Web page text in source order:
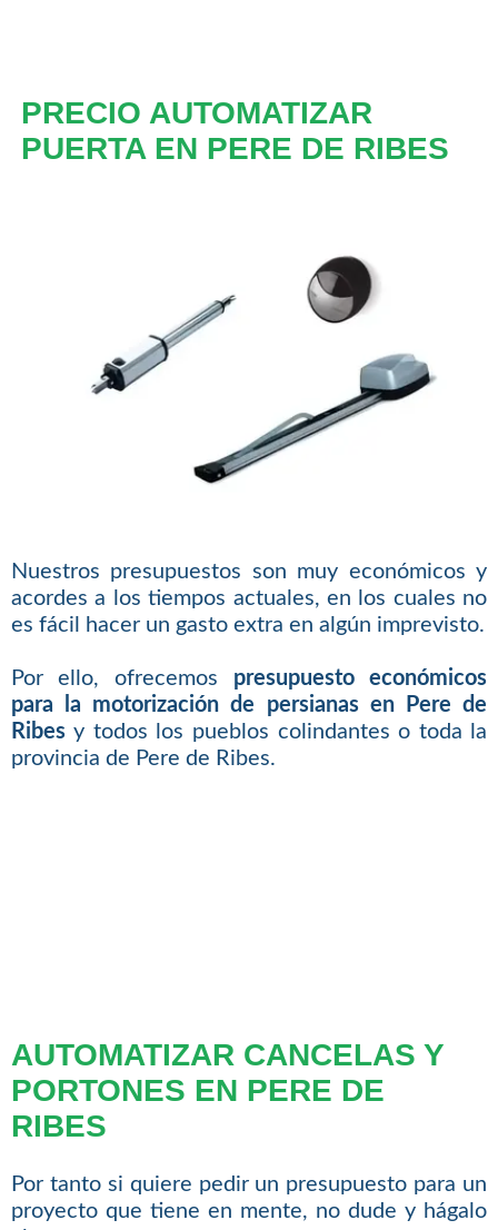
PRECIO AUTOMATIZAR
PUERTA EN PERE DE RIBES
Nuestros presupuestos son muy económicos y
acordes a los tiempos actuales, en los cuales no
es fácil hacer un gasto extra en algún imprevisto.
Por ello, ofrecemos presupuesto económicos
para la motorización de persianas en Pere de
Ribesy todos los pueblos colindantes o toda la
provincia de Pere de Ribes.
AUTOMATIZAR CANCELAS Y
PORTONES EN PERE DE
RIBES
Por tanto si quiere pedir un presupuesto para un
proyecto que tiene en mente, no dude y hágalo